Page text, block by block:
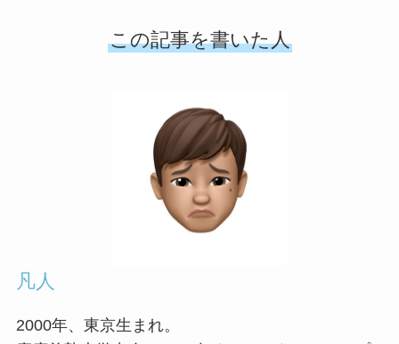
この記事を書いた人
凡人
2000年、東京生まれ。